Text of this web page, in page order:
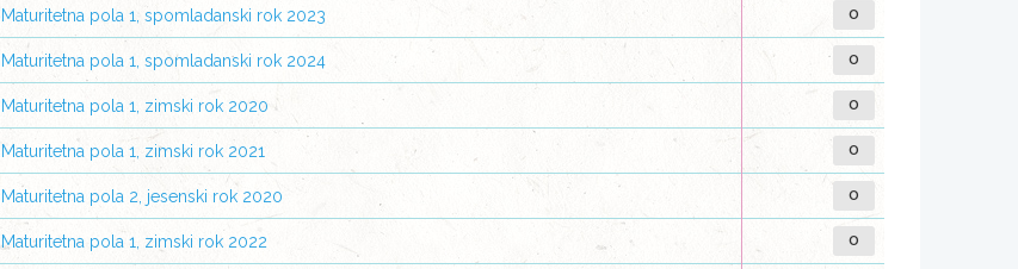
Maturitetna pola 1, spomladanski rok 2023 0
Maturitetna pola 1, spomladanski rok 2024 0
Maturitetna pola 1, zimski rok 2020 0
Maturitetna pola 1, zimski rok 2021 0
Maturitetna pola 2, jesenski rok 2020 0
Maturitetna pola 1, zimski rok 2022 0